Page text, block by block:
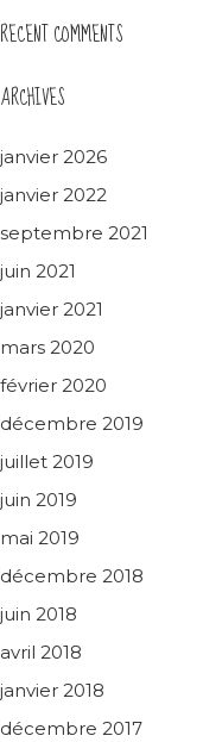
RECENT COMMENTS
ARCHIVES
janvier 2026
janvier 2022
septembre 2021
juin 2021
janvier 2021
mars 2020
février 2020
décembre 2019
juillet 2019
juin 2019
mai 2019
décembre 2018
juin 2018
avril 2018
janvier 2018
décembre 2017